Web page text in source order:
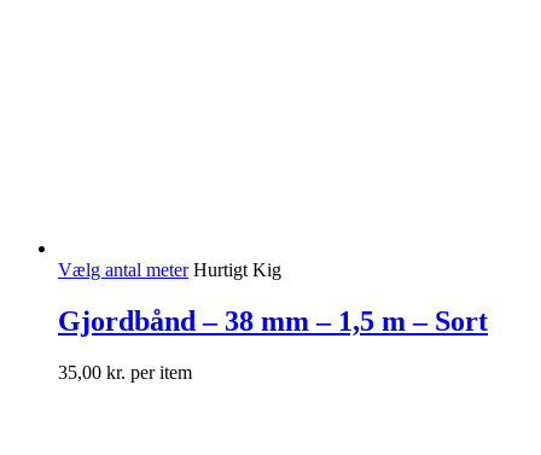
Vælg antal meter Hurtigt Kig
Gjordbånd – 38 mm – 1,5 m – Sort
35,00 kr. per item